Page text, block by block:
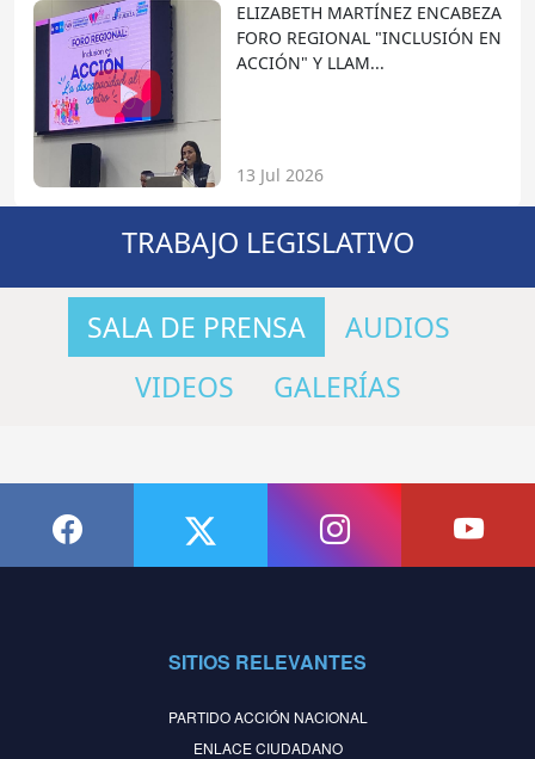
ELIZABETH MARTÍNEZ ENCABEZA
FORO REGIONAL "INCLUSIÓN EN
ACCIÓN" Y LLAM...
13 Jul 2026
TRABAJO LEGISLATIVO
SALA DE PRENSA
AUDIOS
VIDEOS
GALERÍAS
SITIOS RELEVANTES
PARTIDO ACCIÓN NACIONAL
ENLACE CIUDADANO